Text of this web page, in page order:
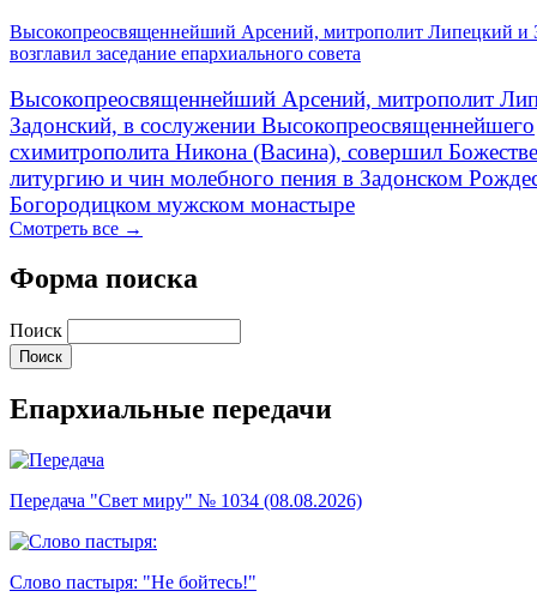
Высокопреосвященнейший Арсений, митрополит Липецкий и
возглавил заседание епархиального совета
Высокопреосвященнейший Арсений, митрополит
Задонский, в сослужении Высокопреосвященнейшего
схимитрополита Никона (Васина), совершил
литургию и чин молебного пения в Задонском
Богородицком мужском монастыре
Смотреть все →
Форма поиска
Поиск
Епархиальные передачи
Передача "Свет миру" № 1034 (08.08.2026)
Слово пастыря: "Не бойтесь!"